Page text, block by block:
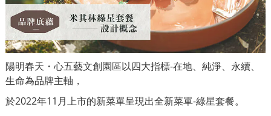
陽明春天・心五藝文創園區以四大指標-在地、純淨、永續、
生命為品牌主軸，
於2022年11月上市的新菜單呈現出全新菜單-綠星套餐。